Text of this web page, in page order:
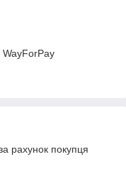
рахунок покупця